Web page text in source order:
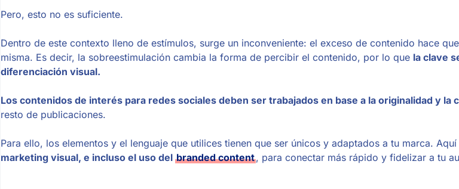
Pero, esto no es suficiente.
Dentro de este contexto lleno de estímulos, surge un inconveniente: el exceso de contenido hace
misma. Es decir, la sobreestimulación cambia la forma de percibir el contenido, por lo que la clave
diferenciación visual.
Los contenidos de interés para redes sociales deben ser trabajados en base a la originalidad y la
resto de publicaciones.
Para ello, los elementos y el lenguaje que utilices tienen que ser únicos y adaptados a tu marca.
marketing visual, e incluso el uso del branded content, para conectar más rápido y fidelizar a tu